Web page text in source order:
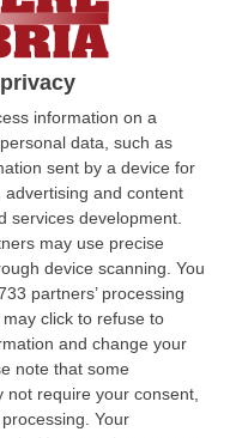
information on a
data, such as
sent by a device for
and content
services development.
may use precise
device scanning. You
partners’ processing
click to refuse to
and change your
note that some
require your consent,
Your
un
giuridiche
Mediocrati su un